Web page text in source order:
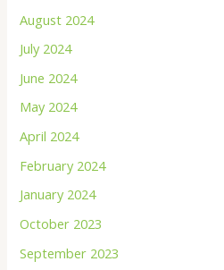
August 2024
July 2024
June 2024
May 2024
April 2024
February 2024
January 2024
October 2023
September 2023